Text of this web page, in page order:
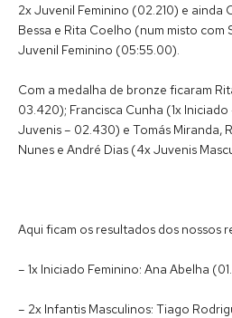
2x Juvenil Feminino (02.210) e ainda
Bessa e Rita Coelho (num misto
Juvenil Feminino (05:55.00).
Com a medalha de bronze ficaram
03.420); Francisca Cunha (1x Iniciado
Juvenis – 02.430) e Tomás Miranda,
Nunes e André Dias (4x Juvenis
Aqui ficam os resultados dos nossos
– 1x Iniciado Feminino: Ana Abelha
– 2x Infantis Masculinos: Tiago